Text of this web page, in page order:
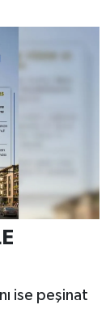
ise peşinat